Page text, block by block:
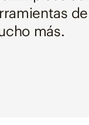
más.